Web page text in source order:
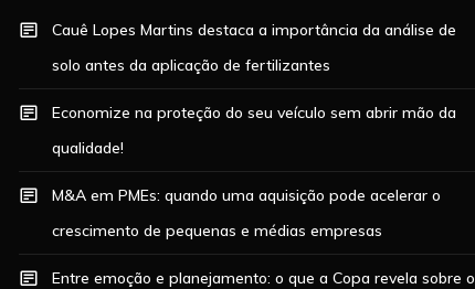
Cauê Lopes Martins destaca a importância da análise de
solo antes da aplicação de fertilizantes
Economize na proteção do seu veículo sem abrir mão da
qualidade!
M&A em PMEs: quando uma aquisição pode acelerar o
crescimento de pequenas e médias empresas
Entre emoção e planejamento: o que a Copa revela sobre o